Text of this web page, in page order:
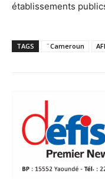
établissements
TAGS ¨Cameroun